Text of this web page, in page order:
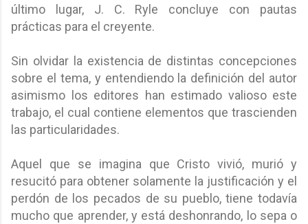
último lugar, J. C. Ryle concluye con pautas
prácticas para el creyente.
Sin olvidar la existencia de distintas concepciones
sobre el tema, y entendiendo la definición del autor
asimismo los editores han estimado valioso este
trabajo, el cual contiene elementos que trascienden
las particularidades.
Aquel que se imagina que Cristo vivió, murió y
resucitó para obtener solamente la justificación y el
perdón de los pecados de su pueblo, tiene todavía
mucho que aprender, y está deshonrando, lo sepa o